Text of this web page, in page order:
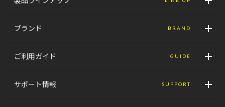
ブランド BRAND
ご利用ガイド GUIDE
サポート情報 SUPPORT